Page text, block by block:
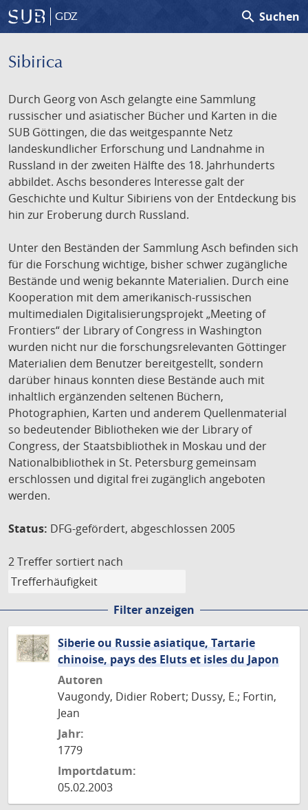
GDZ search Suchen
Sibirica
Durch Georg von Asch gelangte eine Sammlung
russischer und asiatischer Bücher und Karten in die
SUB Göttingen, die das weitgespannte Netz
landeskundlicher Erforschung und Landnahme in
Russland in der zweiten Hälfte des 18. Jahrhunderts
abbildet. Aschs besonderes Interesse galt der
Geschichte und Kultur Sibiriens von der Entdeckung bis
hin zur Eroberung durch Russland.
Unter den Beständen der Sammlung Asch befinden sich
für die Forschung wichtige, bisher schwer zugängliche
Bestände und wenig bekannte Materialien. Durch eine
Kooperation mit dem amerikanisch-russischen
multimedialen Digitalisierungsprojekt „Meeting of
Frontiers“ der Library of Congress in Washington
wurden nicht nur die forschungsrelevanten Göttinger
Materialien dem Benutzer bereitgestellt, sondern
darüber hinaus konnten diese Bestände auch mit
inhaltlich ergänzenden seltenen Büchern,
Photographien, Karten und anderem Quellenmaterial
so bedeutender Bibliotheken wie der Library of
Congress, der Staatsbibliothek in Moskau und der
Nationalbibliothek in St. Petersburg gemeinsam
erschlossen und digital frei zugänglich angeboten
werden.
Status: DFG-gefördert, abgeschlossen 2005
2 Treffer sortiert nach
Filter anzeigen
Siberie ou Russie asiatique, Tartarie
chinoise, pays des Eluts et isles du Japon
Autoren
Vaugondy, Didier Robert; Dussy, E.; Fortin,
Jean
Jahr:
1779
Importdatum:
05.02.2003